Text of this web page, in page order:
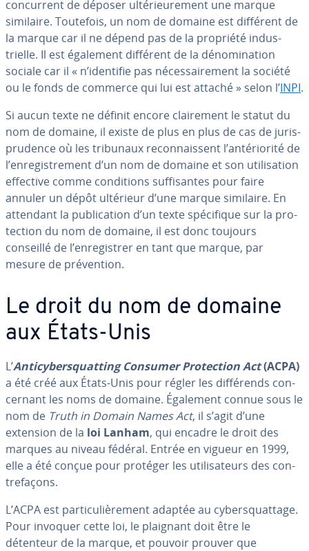
con­cur­rent de déposer ul­té­rieu­re­ment une marque
similaire. Toutefois, un nom de domaine est différent de
la marque car il ne dépend pas de la propriété in­dus­
trielle. Il est également différent de la dé­no­mi­na­tion
sociale car il « n’identifie pas né­ces­sai­re­ment la société
ou le fonds de commerce qui lui est attaché » selon l’INPI.
Si aucun texte ne définit encore clai­re­ment le statut du
nom de domaine, il existe de plus en plus de cas de ju­ris­
pru­dence où les tribunaux re­con­nais­sent l’an­té­rio­rité de
l’en­re­gis­tre­ment d’un nom de domaine et son uti­li­sa­tion
effective comme con­di­tions suf­fi­santes pour faire
annuler un dépôt ultérieur d’une marque similaire. En
attendant la pu­bli­ca­tion d’un texte spé­ci­fique sur la pro­
tec­tion du nom de domaine, il est donc toujours
conseillé de l’en­re­gis­trer en tant que marque, par
mesure de pré­ven­tion.
Le droit du nom de domaine
aux États-Unis
L’An­ti­cy­bers­quat­ting Consumer Pro­tec­tion Act(ACPA)
a été créé aux États-Unis pour régler les dif­fé­rends con­
cer­nant les noms de domaine. Également connue sous le
nom de Truth in Domain Names Act, il s’agit d’une
extension de la loi Lanham, qui encadre le droit des
marques au niveau fédéral. Entrée en vigueur en 1999,
elle a été conçue pour protéger les uti­li­sa­teurs des con­
tre­fa­çons.
L’ACPA est par­ti­cu­liè­re­ment adaptée au cy­bers­quat­tage.
Pour invoquer cette loi, le plaignant doit être le
détenteur de la marque, et pouvoir prouver que